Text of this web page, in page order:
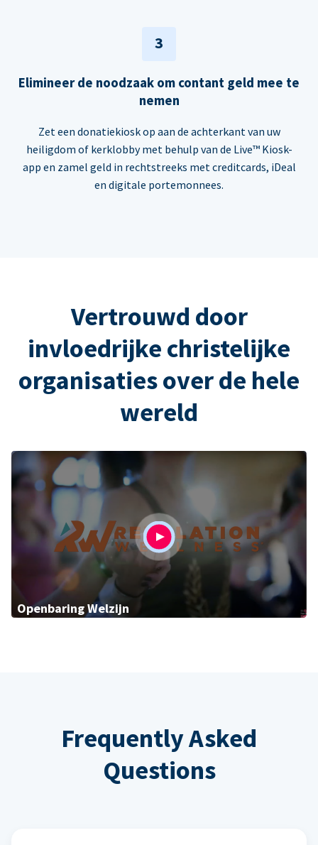
3
Elimineer de noodzaak om contant geld mee te
nemen
Zet een donatiekiosk op aan de achterkant van uw
heiligdom of kerklobby met behulp van de Live™ Kiosk-
app en zamel geld in rechtstreeks met creditcards, iDeal
en digitale portemonnees.
Vertrouwd door
invloedrijke christelijke
organisaties over de hele
wereld
Openbaring Welzijn
Frequently Asked
Questions